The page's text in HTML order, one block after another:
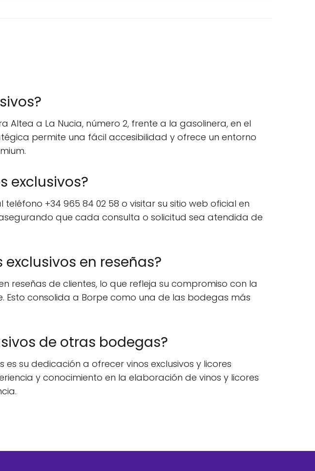
Altea a La Nucia, número 2, frente a la gasolinera, en el
permite una fácil accesibilidad y ofrece un entorno
exclusivos?
+34 965 84 02 58 o visitar su sitio web oficial en
que cada consulta o solicitud sea atendida de
en reseñas?
reseñas de clientes, lo que refleja su compromiso con la
Esto consolida a Borpe como una de las bodegas más
de otras bodegas?
su dedicación a ofrecer vinos exclusivos y licores
y conocimiento en la elaboración de vinos y licores